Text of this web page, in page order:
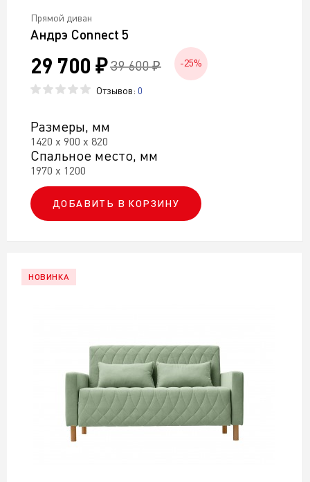
Прямой диван
Андрэ Connect 5
29 700 ₽ 39 600 ₽ -25%
Отзывов: 0
Размеры, мм
1420 х 900 х 820
Спальное место, мм
1970 х 1200
ДОБАВИТЬ В КОРЗИНУ
НОВИНКА